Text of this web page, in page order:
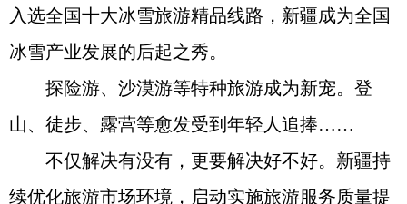
入选全国十大冰雪旅游精品线路，新疆成为全国
冰雪产业发展的后起之秀。
探险游、沙漠游等特种旅游成为新宠。登
山、徒步、露营等愈发受到年轻人追捧……
不仅解决有没有，更要解决好不好。新疆持
续优化旅游市场环境，启动实施旅游服务质量提